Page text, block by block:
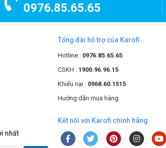
0976.85.65.65
nhất
Tổng đài hỗ trợ của Karofi
Hotline : 0976.85.65.65
CSKH : 1900.96.96.15
Khiếu nại : 0968.60.1515
Hướng dẫn mua hàng
Kết nối với Karofi chính hãng